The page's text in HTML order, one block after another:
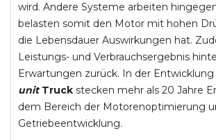
wird. Andere Systeme arbeiten
belasten somit den Motor mit hohen
die Lebensdauer Auswirkungen hat.
Leistungs- und Verbrauchsergebnis
Erwartungen zurück. In der Entwicklung
unit Truck stecken mehr als 20 Jahre
dem Bereich der Motorenoptimierung
Getriebeentwicklung.